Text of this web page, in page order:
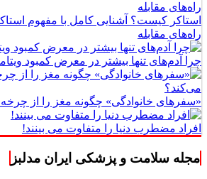
استاکر کیست؟ آشنایی کامل با مفهوم
راه‌های مقابله
چرا آدم‌های تنها بیشتر در معرض کمبود
«سفرهای خانوادگی» چگونه مغز را از
افراد مضطرب دنیا را متفاوت می بینند!
مجله سلامت و پزشکی ایران مدلبز